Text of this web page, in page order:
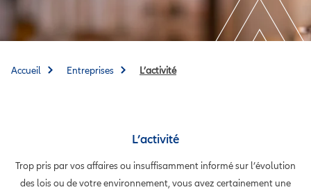
Accueil Entreprises L’activité
L’activité
Trop pris par vos affaires ou insuffisamment informé sur l’évolution
des lois ou de votre environnement, vous avez certainement une